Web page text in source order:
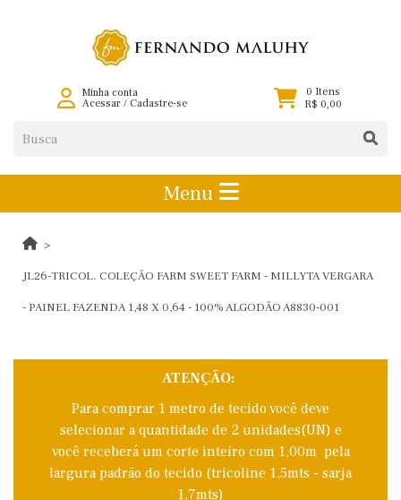
Minha conta
Acessar/ Cadastre-se
0 Itens
R$ 0,00
Menu
JL26-TRICOL. COLEÇÃO FARM SWEET FARM - MILLYTA VERGARA
- PAINEL FAZENDA 1,48 X 0,64 - 100% ALGODÃO A8830-001
ATENÇÃO:
Para comprar 1 metro de tecido você deve
selecionar a quantidade de 2 unidades(UN) e
você receberá um corte inteiro com 1,00m pela
largura padrão do tecido (tricoline 1,5mts - sarja
1,7mts)